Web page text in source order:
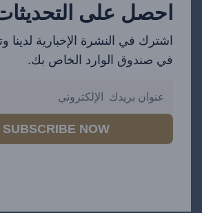
احصل على
اشترك في النشرة الإخبارية لدينا
في صندوق الوارد الخاص بك.
SUBSCRIBE NOW